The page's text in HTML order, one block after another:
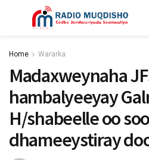
Home Wararka
Madaxweynaha
hambalyeeyay
H/shabeelle oo soo
dhameeystiray